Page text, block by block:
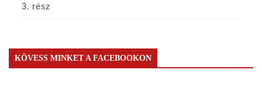
3. rész
KÖVESS MINKET A FACEBOOKON